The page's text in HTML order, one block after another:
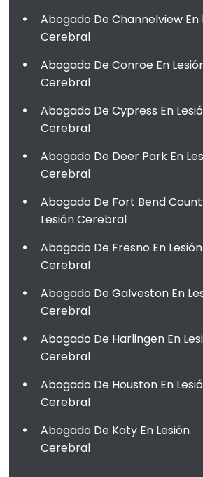
Abogado De Channelview En
Cerebral
Abogado De Conroe En
Cerebral
Abogado De Cypress En
Cerebral
Abogado De Deer Park En
Cerebral
Abogado De Fort Bend
Lesión Cerebral
Abogado De Fresno En Lesión
Cerebral
Abogado De Galveston En
Cerebral
Abogado De Harlingen En
Cerebral
Abogado De Houston En
Cerebral
Abogado De Katy En Lesión
Cerebral